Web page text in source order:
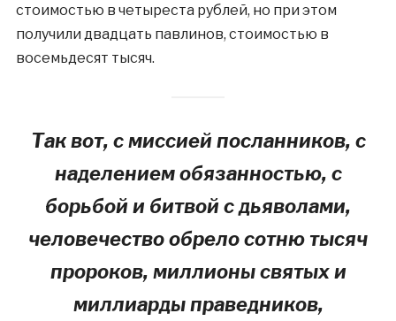
стоимостью в четыреста рублей, но при этом
получили двадцать павлинов, стоимостью в
восемьдесят тысяч.
Так вот, с миссией посланников, с
наделением обязанностью, с
борьбой и битвой с дьяволами,
человечество обрело сотню тысяч
пророков, миллионы святых и
миллиарды праведников,